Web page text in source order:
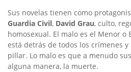
Sus novelas tienen como
Guardia Civil, David Grau, culto,
homosexual. El malo es el Menor o
está detrás de todos los crímenes
pillar. Lo malo es que a menudo
alguna manera, la muerte.